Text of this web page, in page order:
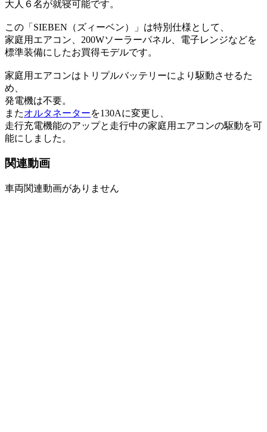
大人６名が就寝可能です。
この「SIEBEN（ズィーベン）」は特別仕様として、
家庭用エアコン、200Wソーラーパネル、電子レンジなどを
標準装備にしたお買得モデルです。
家庭用エアコンはトリプルバッテリーにより駆動させるた
め、
発電機は不要。
またオルタネーターを130Aに変更し、
走行充電機能のアップと走行中の家庭用エアコンの駆動を可
能にしました。
関連動画
車両関連動画がありません